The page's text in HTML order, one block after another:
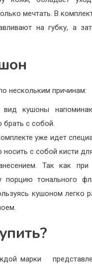
мечтать. В
на губку, а
нескольким причинам:
вид кушоны
брать с собой.
уже идет
с собой кисти
Так как
порцию тонального
кушоном легко
марки